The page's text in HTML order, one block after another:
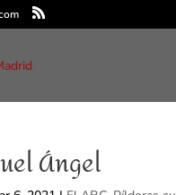
Ángel